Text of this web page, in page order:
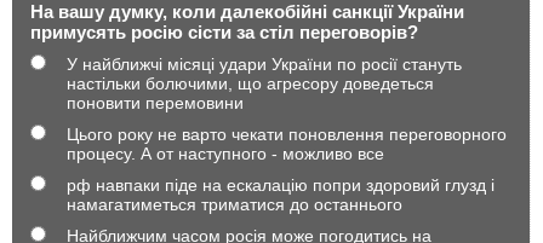
На вашу думку, коли далекобійні санкції України
примусять росію сісти за стіл переговорів?
У найближчі місяці удари України по росії стануть
настільки болючими, що агресору доведеться
поновити перемовини
Цього року не варто чекати поновлення переговорного
процесу. А от наступного - можливо все
рф навпаки піде на ескалацію попри здоровий глузд і
намагатиметься триматися до останнього
Найближчим часом росія може погодитись на